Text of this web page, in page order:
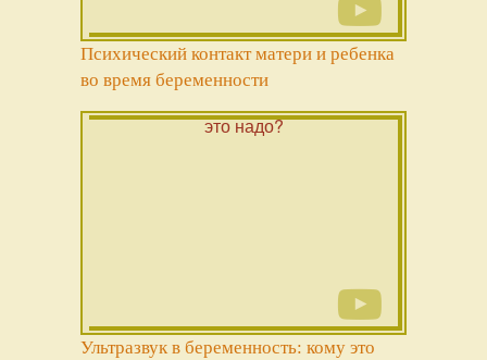
Психический контакт матери и ребенка
во время беременности
Ультразвук в беременность: кому это